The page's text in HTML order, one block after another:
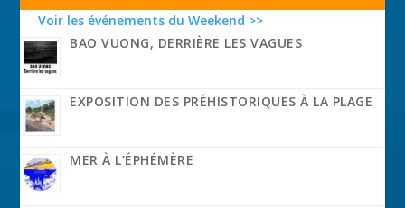
Voir les événements du Weekend >>
BAO VUONG, DERRIÈRE LES VAGUES
EXPOSITION DES PRÉHISTORIQUES À LA PLAGE
MER À L’ÉPHÉMÈRE